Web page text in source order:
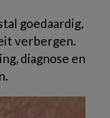
goedaardig,
verbergen.
diagnose en